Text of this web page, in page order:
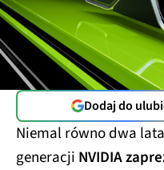
Dodaj do
Niemal równo dwa
generacji NVIDIA